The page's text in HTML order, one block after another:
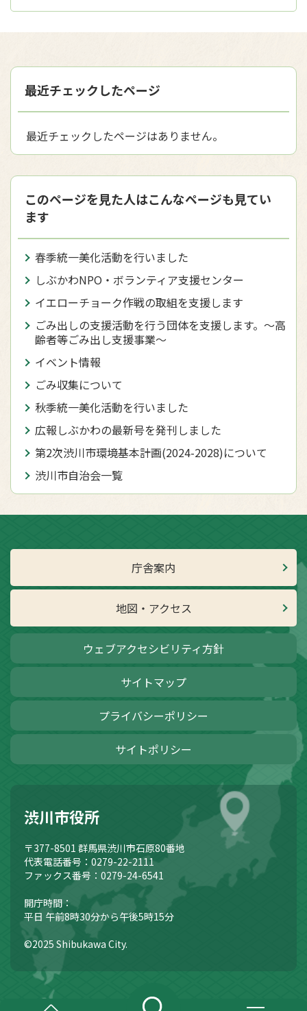
最近チェックしたページ
最近チェックしたページはありません。
このページを見た人はこんなページも見てい
ます
春季統一美化活動を行いました
しぶかわNPO・ボランティア支援センター
イエローチョーク作戦の取組を支援します
ごみ出しの支援活動を行う団体を支援します。～高
齢者等ごみ出し支援事業～
イベント情報
ごみ収集について
秋季統一美化活動を行いました
広報しぶかわの最新号を発刊しました
第2次渋川市環境基本計画(2024-2028)について
渋川市自治会一覧
庁舎案内
地図・アクセス
ウェブアクセシビリティ方針
サイトマップ
プライバシーポリシー
サイトポリシー
渋川市役所
〒377-8501 群馬県渋川市石原80番地
代表電話番号：0279-22-2111
ファックス番号：0279-24-6541
開庁時間：
平日 午前8時30分から午後5時15分
©2025 Shibukawa City.